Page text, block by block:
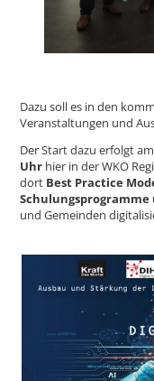
Dazu soll es in den
Veranstaltungen und
Der Start dazu erfolgt am
Uhr hier in der WKO
dort Best Practice
Schulungsprogramme
und Gemeinden